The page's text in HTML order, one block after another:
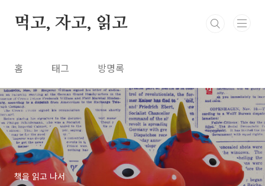
먹고, 자고, 읽고
홈 태그 방명록
책을 읽고 나서